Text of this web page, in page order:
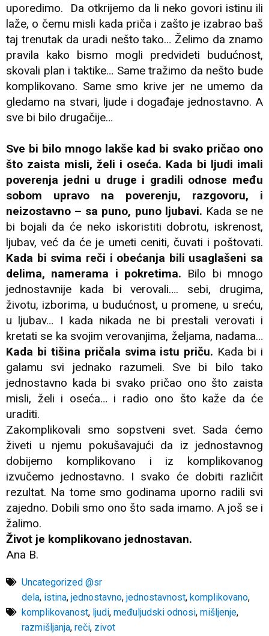
uporedimo. Da otkrijemo da li neko govori istinu ili
laže, o čemu misli kada priča i zašto je izabrao baš
taj trenutak da uradi nešto tako… Želimo da znamo
pravila kako bismo mogli predvideti budućnost,
skovali plan i taktike… Same tražimo da nešto bude
komplikovano. Same smo krive jer ne umemo da
gledamo na stvari, ljude i događaje jednostavno. A
sve bi bilo drugačije…
Sve bi bilo mnogo lakše kad bi svako pričao ono
što zaista misli, želi i oseća. Kada bi ljudi imali
poverenja jedni u druge i gradili odnose među
sobom upravo na poverenju, razgovoru, i
neizostavno – sa puno, puno ljubavi. Kada se ne
bi bojali da će neko iskoristiti dobrotu, iskrenost,
ljubav, već da će je umeti ceniti, čuvati i poštovati.
Kada bi svima reči i obećanja bili usaglašeni sa
delima, namerama i pokretima. Bilo bi mnogo
jednostavnije kada bi verovali…. sebi, drugima,
životu, izborima, u budućnost, u promene, u sreću,
u ljubav… I kada nikada ne bi prestali verovati i
kretati se ka svojim verovanjima, željama, nadama…
Kada bi tišina pričala svima istu priču. Kada bi i
galamu svi jednako razumeli. Sve bi bilo tako
jednostavno kada bi svako pričao ono što zaista
misli, želi i oseća… i radio ono što kaže da će
uraditi.
Zakomplikovali smo sopstveni svet. Sada ćemo
živeti u njemu pokušavajući da iz jednostavnog
dobijemo komplikovano i iz komplikovanog
izvučemo jednostavno. I svako će dobiti različit
rezultat. Na tome smo godinama uporno radili svi
zajedno. Dobili smo ono što sada imamo. A još se i
žalimo.
Život je komplikovano jednostavan.
Ana B.
Uncategorized @sr
dela, istina, jednostavno, jednostavnost, komplikovano,
komplikovanost, ljudi, međuljudski odnosi, mišljenje,
razmišljanja, reči, zivot